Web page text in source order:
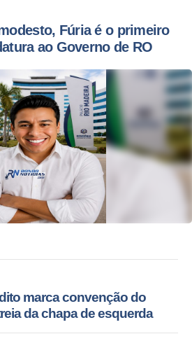
Fúria é o primeiro
ao Governo de RO
marca convenção do
da chapa de esquerda